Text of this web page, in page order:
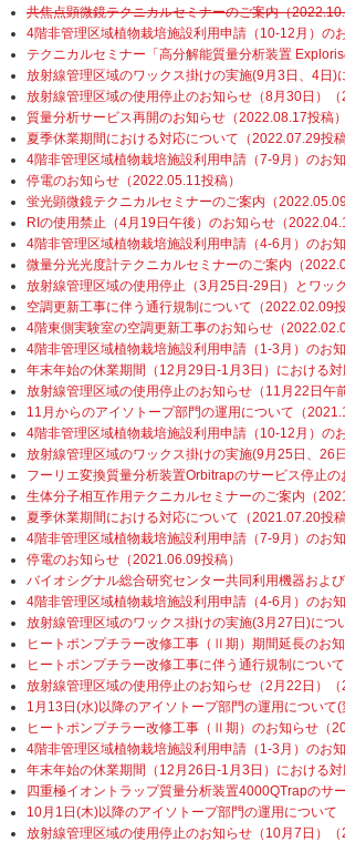
共焦点顕微鏡テクニカルセミナーのご案内（
4階非管理区域植物栽培施設利用申請（10-12月）の
テクニカルセミナー「高分解能質量分析装置
放射線管理区域のワックス掛けの実施(9月3日、4日)
放射線管理区域の使用停止のお知らせ（8月30日）（
質量分析サービス再開のお知らせ（2022.08.17投稿）
夏季休業期間における対応について（2022.07.29投稿
4階非管理区域植物栽培施設利用申請（7-9月）のお
停電のお知らせ（2022.05.11投稿）
蛍光顕微鏡テクニカルセミナーのご案内（2022.05.09
RIの使用禁止（4月19日午後）のお知らせ（
4階非管理区域植物栽培施設利用申請（4-6月）のお
微量分光光度計テクニカルセミナーのご案内（
放射線管理区域の使用停止（3月25日-29日）とワッ
空調更新工事に伴う通行規制について（2022.02.09投
4階東側実験室の空調更新工事のお知らせ（
4階非管理区域植物栽培施設利用申請（1-3月）のお
年末年始の休業期間（12月29日-1月3日）における
放射線管理区域の使用停止のお知らせ（11月22日午
11月からのアイソトープ部門の運用について（
4階非管理区域植物栽培施設利用申請（10-12月）の
放射線管理区域のワックス掛けの実施(9月25日、26
フーリエ変換質量分析装置Orbitrapのサービス停止の
生体分子相互作用テクニカルセミナーのご案内（
夏季休業期間における対応について（2021.07.20投稿
4階非管理区域植物栽培施設利用申請（7-9月）のお
停電のお知らせ（2021.06.09投稿）
バイオシグナル総合研究センター共同利用機器およ
4階非管理区域植物栽培施設利用申請（4-6月）のお
放射線管理区域のワックス掛けの実施(3月27日)につ
ヒートポンプチラー改修工事（Ⅱ期）期間延長のお
ヒートポンプチラー改修工事に伴う通行規制につい
放射線管理区域の使用停止のお知らせ（2月22日）（
1月13日(水)以降のアイソトープ部門の運用について(
ヒートポンプチラー改修工事（Ⅱ期）のお知らせ（
4階非管理区域植物栽培施設利用申請（1-3月）のお
年末年始の休業期間（12月26日-1月3日）における
四重極イオントラップ質量分析装置4000QTrapのサ
10月1日(木)以降のアイソトープ部門の運用について
放射線管理区域の使用停止のお知らせ（10月7日）（